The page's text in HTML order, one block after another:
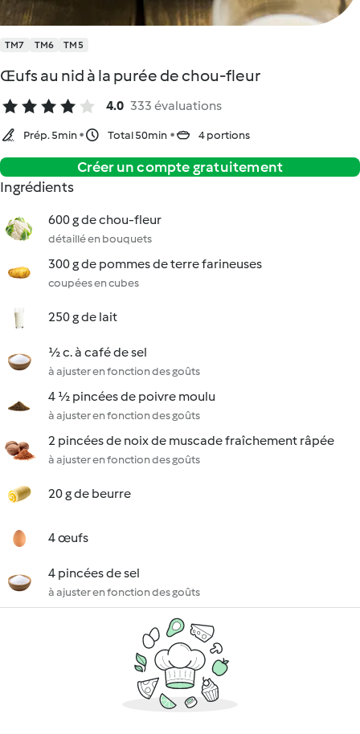
TM7 TM6 TM5
Œufs au nid à la purée de chou-fleur
4.0 333 évaluations
Prép. 5min Total 50min 4 portions
Créer un compte gratuitement
Ingrédients
600 g de chou-fleur
détaillé en bouquets
300 g de pommes de terre farineuses
coupées en cubes
250 g de lait
½ c. à café de sel
à ajuster en fonction des goûts
4 ½ pincées de poivre moulu
à ajuster en fonction des goûts
2 pincées de noix de muscade fraîchement râpée
à ajuster en fonction des goûts
20 g de beurre
4 œufs
4 pincées de sel
à ajuster en fonction des goûts